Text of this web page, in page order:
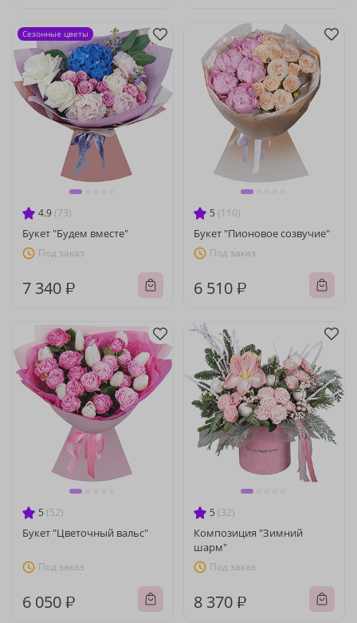
4.9 (73)
Букет "Будем вместе"
Под заказ
7 340 ₽
Сезонные цветы
5 (110)
Букет "Пионовое созвучие"
Под заказ
6 510 ₽
5 (52)
Букет "Цветочный вальс"
Под заказ
6 050 ₽
5 (32)
Композиция "Зимний
шарм"
Под заказ
8 370 ₽